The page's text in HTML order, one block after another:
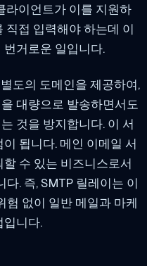
라이언트가 이를 지원하
직접 입력해야 하는데 이
거로운 일입니다.
도의 도메인을 제공하여,
대량으로 발송하면서도
것을 방지합니다. 이 서
됩니다. 메인 이메일 서
수 있는 비즈니스로서
. 즉, SMTP 릴레이는 이
험 없이 일반 메일과 마케
입니다.